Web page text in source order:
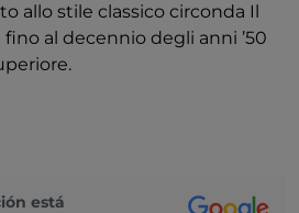
allo stile classico circonda Il
fino al decennio degli anni ’50
está